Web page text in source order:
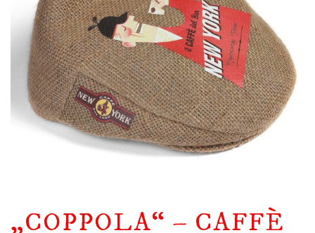
„COPPOLA“ – CAFFÈ